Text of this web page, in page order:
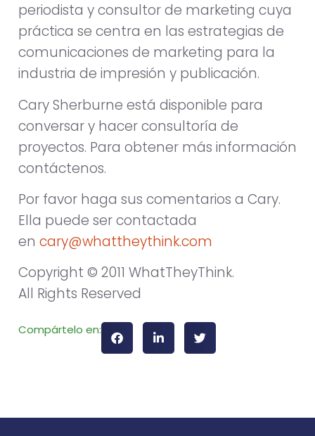
periodista y consultor de marketing cuya
práctica se centra en las estrategias de
comunicaciones de marketing para la
industria de impresión y publicación.
Cary Sherburne está disponible para
conversar y hacer consultoría de
proyectos. Para obtener más información
contáctenos.
Por favor haga sus comentarios a Cary.
Ella puede ser contactada
en cary@whattheythink.com
Copyright © 2011 WhatTheyThink.
All Rights Reserved
Compártelo en: